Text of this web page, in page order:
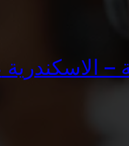
01010916814